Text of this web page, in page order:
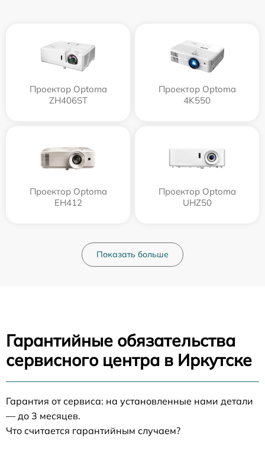
Проектор Optoma
ZH406ST
Проектор Optoma
4K550
Проектор Optoma
EH412
Проектор Optoma
UHZ50
Показать больше
Гарантийные обязательства
сервисного центра в Иркутске
Гарантия от сервиса: на установленные нами детали
— до 3 месяцев.
Что считается гарантийным случаем?